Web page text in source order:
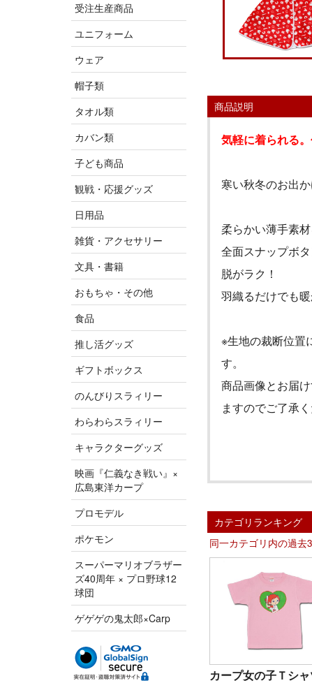
受注生産商品
ユニフォーム
ウェア
帽子類
タオル類
カバン類
子ども商品
観戦・応援グッズ
日用品
雑貨・アクセサリー
文具・書籍
おもちゃ・その他
食品
推し活グッズ
ギフトボックス
のんびりスラィリー
わらわらスラィリー
キャラクターグッズ
映画『仁義なき戦い』×
広島東洋カープ
プロモデル
ポケモン
スーパーマリオブラザー
ズ40周年 × プロ野球12
球団
ゲゲゲの鬼太郎×Carp
商品説明
気軽に着られる。
寒い秋冬のお出
柔らかい薄手素材
全面スナップボ
脱がラク！
羽織るだけでも
※生地の裁断位置
す。
商品画像とお届
ますのでご了承く
カテゴリランキング
同一カテゴリ内の過去
カープ女の子Ｔシ